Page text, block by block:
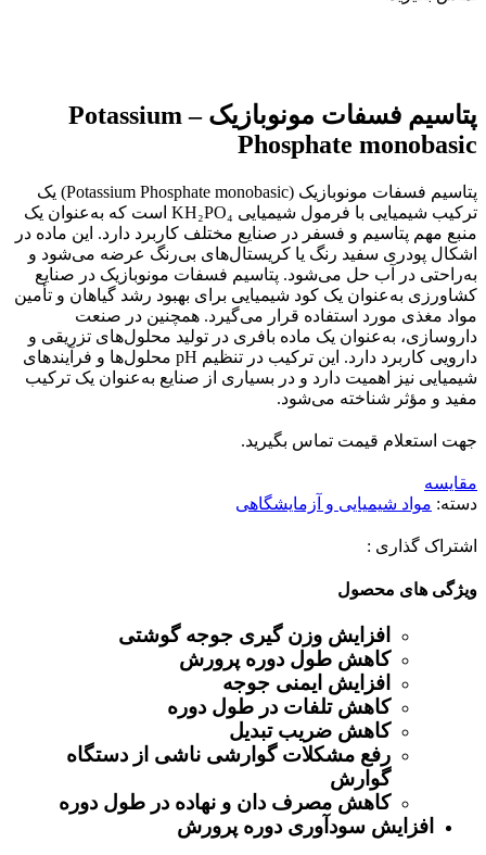
پتاسیم فسفات مونوبازیک – Potassium
Phosphate monobasic
پتاسیم فسفات مونوبازیک (Potassium Phosphate monobasic) یک
ترکیب شیمیایی با فرمول شیمیایی KH₂PO₄ است که به‌عنوان یک
منبع مهم پتاسیم و فسفر در صنایع مختلف کاربرد دارد. این ماده در
اشکال پودری سفید رنگ یا کریستال‌های بی‌رنگ عرضه می‌شود و
به‌راحتی در آب حل می‌شود. پتاسیم فسفات مونوبازیک در صنایع
کشاورزی به‌عنوان یک کود شیمیایی برای بهبود رشد گیاهان و تأمین
مواد مغذی مورد استفاده قرار می‌گیرد. همچنین در صنعت
داروسازی، به‌عنوان یک ماده بافری در تولید محلول‌های تزریقی و
دارویی کاربرد دارد. این ترکیب در تنظیم pH محلول‌ها و فرآیندهای
شیمیایی نیز اهمیت دارد و در بسیاری از صنایع به‌عنوان یک ترکیب
مفید و مؤثر شناخته می‌شود.
جهت استعلام قیمت تماس بگیرید.
مقایسه
دسته: مواد شیمیایی و آزمایشگاهی
اشتراک گذاری :
ویژگی های محصول
افزایش وزن گیری جوجه گوشتی
کاهش طول دوره پرورش
افزایش ایمنی جوجه
کاهش تلفات در طول دوره
کاهش ضریب تبدیل
رفع مشکلات گوارشی ناشی از دستگاه
گوارش
کاهش مصرف دان و نهاده در طول دوره
افزایش سودآوری دوره پرورش